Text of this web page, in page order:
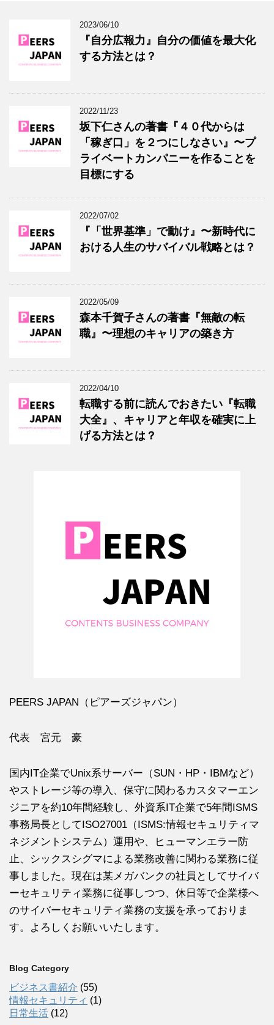
2023/06/10
『自分広報力』自分の価値を最大化
する方法とは？
2022/11/23
坂下仁さんの著書『４０代からは
「稼ぎ口」を２つにしなさい』〜プ
ライベートカンパニーを作ることを
目標にする
2022/07/02
『「世界基準」で動け』〜新時代に
おける人生のサバイバル戦略とは？
2022/05/09
森本千賀子さんの著書『無敵の転
職』〜理想のキャリアの築き方
2022/04/10
転職する前に読んでおきたい『転職
大全』、キャリアと年収を確実に上
げる方法とは？
PEERS JAPAN（ピアーズジャパン）
代表 宮元 豪
国内IT企業でUnix系サーバー（SUN・HP・IBMなど）
やストレージ等の導入、保守に関わるカスタマーエン
ジニアを約10年間経験し、外資系IT企業で5年間ISMS
事務局長としてISO27001（ISMS:情報セキュリティマ
ネジメントシステム）運用や、ヒューマンエラー防
止、シックスシグマによる業務改善に関わる業務に従
事しました。 現在は某メガバンクの社員としてサイバ
ーセキュリティ業務に従事しつつ、休日等で企業様へ
のサイバーセキュリティ業務の支援を承っておりま
す。よろしくお願いいたします。
Blog Category
ビジネス書紹介 (55)
情報セキュリティ (1)
日常生活 (12)